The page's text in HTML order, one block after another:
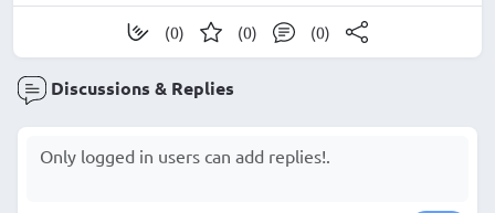
(0) (0) (0)
Discussions & Replies